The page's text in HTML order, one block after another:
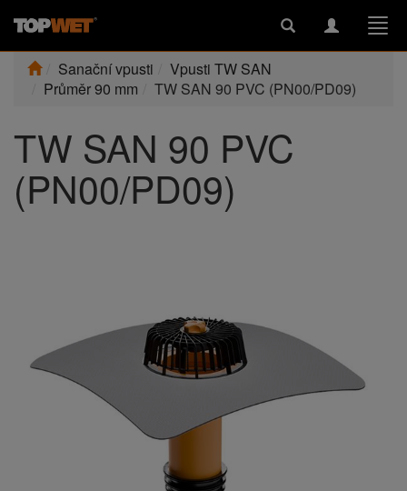
Toggle
Toggle
Sanační vpusti
Vpusti TW SAN
Průměr 90 mm
TW SAN 90 PVC (PN00/PD09)
TW SAN 90 PVC
(PN00/PD09)